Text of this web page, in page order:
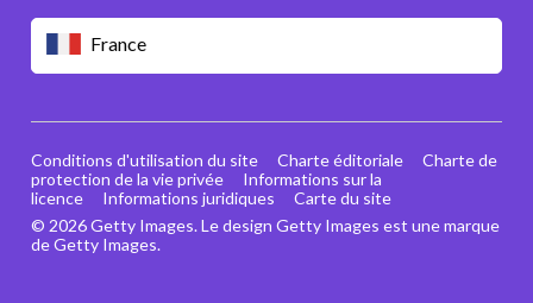
France
© 2026 Getty Images. Le design Getty Images est une marque
de Getty Images.
Conditions d'utilisation du site Charte éditoriale
Charte de
protection de la vie privée
Informations sur la
licence
Informations juridiques Carte du site